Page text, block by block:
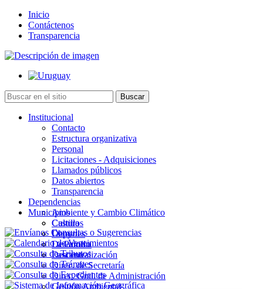
Inicio
Contáctenos
Transparencia
Institucional
Contacto
Estructura organizativa
Personal
Licitaciones - Adquisiciones
Llamados públicos
Datos abiertos
Transparencia
Dependencias
Ambiente y Cambio Climático
Cultura
Deportes
Desarrollo
Descentralización
Direc. de Secretaría
Direc. Gral. de Administración
Gestión Ambiental
Municipios
Castillos
Chuy
La Paloma
Lascano